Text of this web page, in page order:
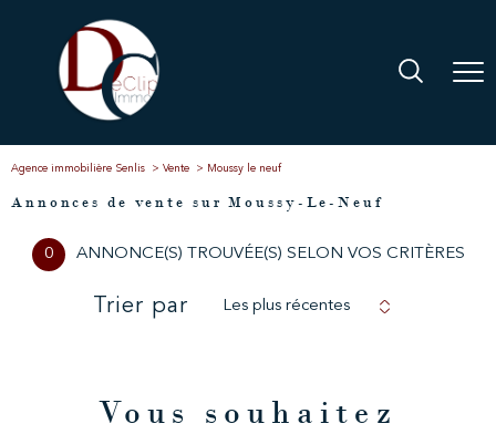
Agence immobilière Senlis Vente Moussy le neuf
Annonces de vente sur Moussy-Le-Neuf
0 ANNONCE(S) TROUVÉE(S) SELON VOS CRITÈRES
Trier par Les plus récentes
Vous souhaitez